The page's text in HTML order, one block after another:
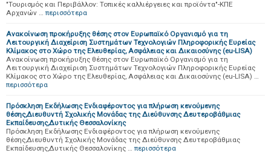
"Τουρισμός και Περιβάλλον: Τοπικές καλλιέργειες και προϊόντα"-ΚΠΕ
Αρχανών … περισσότερα
Ανακοίνωση προκήρυξης θέσης στον Ευρωπαϊκό Οργανισμό για τη
Λειτουργική Διαχείριση Συστημάτων Τεχνολογιών Πληροφορικής Ευρείας
Κλίμακος στο Χώρο της Ελευθερίας, Ασφάλειας και Δικαιοσύνης (eu-LISA)
Ανακοίνωση προκήρυξης θέσης στον Ευρωπαϊκό Οργανισμό για τη
Λειτουργική Διαχείριση Συστημάτων Τεχνολογιών Πληροφορικής Ευρείας
Κλίμακος στο Χώρο της Ελευθερίας, Ασφάλειας και Δικαιοσύνης (eu-LISA) …
περισσότερα
Πρόσκληση Εκδήλωσης Ενδιαφέροντος για πλήρωση κενούμενης
θέσης,Διευθυντή Σχολικής Μονάδας της Διεύθυνσης Δευτεροβάθμιας
Εκπαίδευσης,Δυτικής Θεσσαλονίκης
Πρόσκληση Εκδήλωσης Ενδιαφέροντος για πλήρωση κενούμενης
θέσης,Διευθυντή Σχολικής Μονάδας της Διεύθυνσης Δευτεροβάθμιας
Εκπαίδευσης,Δυτικής Θεσσαλονίκης … περισσότερα